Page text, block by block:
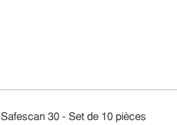
Safescan 30 - Set de 10 pièces